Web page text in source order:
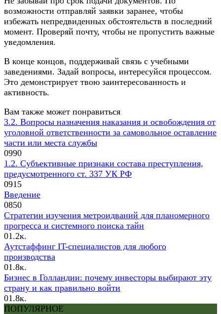
возможности отправляй заявки заранее, чтобы
избежать непредвиденных обстоятельств в последний
момент. Проверяй почту, чтобы не пропустить важные
уведомления.
В конце концов, поддерживай связь с учебными
заведениями. Задай вопросы, интересуйся процессом.
Это демонстрирует твою заинтересованность и
активность.
Вам также может понравиться
3.2. Вопросы назначения наказания и освобождения от
уголовной ответственности за самовольное оставление
части или места службы
0990
1.2. Субъективные признаки состава преступления,
предусмотренного ст. 337 УК РФ
0915
Введение
0850
Стратегии изучения метроидваний для планомерного
прогресса и системного поиска тайн
01.2к.
Аутстаффинг IT-специалистов для любого
производства
01.8к.
Бизнес в Голландии: почему инвесторы выбирают эту
страну и как правильно войти
01.8к.
ПОПУЛЯРНОЕ